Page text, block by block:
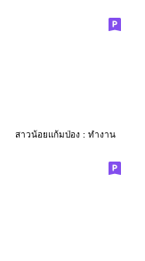
สาวน้อยแก้มป่อง : ทำงาน